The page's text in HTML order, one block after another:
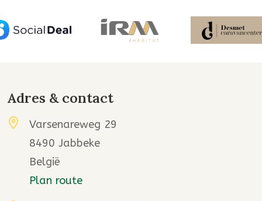
Adres & contact
Varsenareweg 29
8490 Jabbeke
België
Plan route